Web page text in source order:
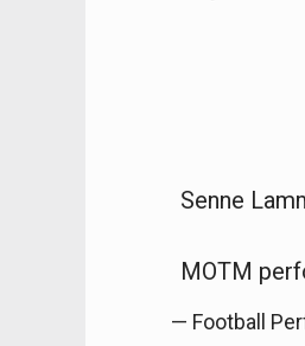
Senne
MOTM
— Football